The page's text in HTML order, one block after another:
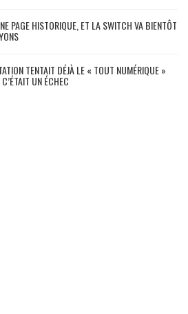
PAGE HISTORIQUE, ET LA SWITCH VA BIENTÔT
TENTAIT DÉJÀ LE « TOUT NUMÉRIQUE »
UN ÉCHEC